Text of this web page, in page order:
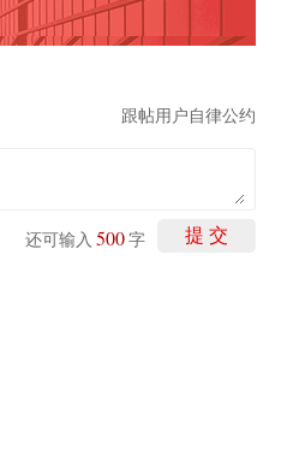
跟帖用户自律公约
提 交
还可输入 500 字